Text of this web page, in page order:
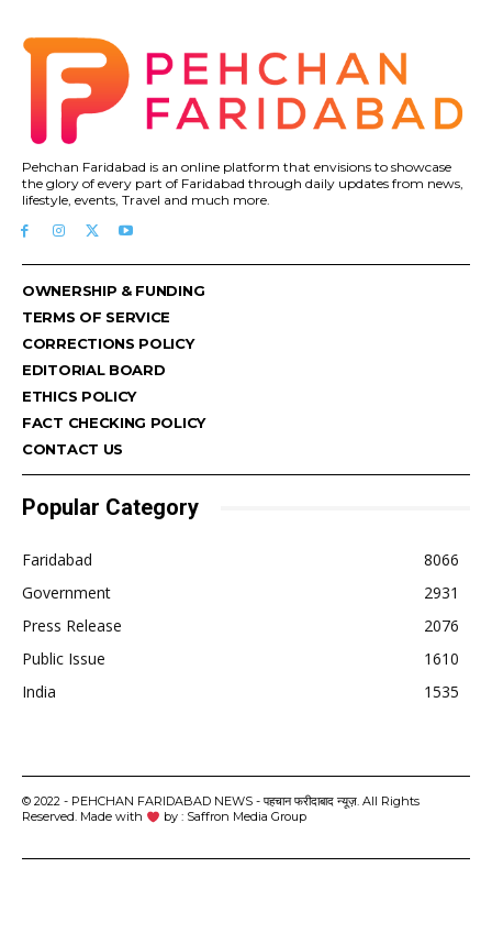
Pehchan Faridabad is an online platform that envisions to showcase
the glory of every part of Faridabad through daily updates from news,
lifestyle, events, Travel and much more.
OWNERSHIP & FUNDING
TERMS OF SERVICE
CORRECTIONS POLICY
EDITORIAL BOARD
ETHICS POLICY
FACT CHECKING POLICY
CONTACT US
Popular Category
Faridabad
8066
Government
2931
Press Release
2076
Public Issue
1610
India
1535
© 2022 - PEHCHAN FARIDABAD NEWS - पहचान फरीदाबाद न्यूज़. All Rights
Reserved. Made with
by : Saffron Media Group